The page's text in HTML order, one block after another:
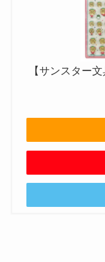
【サンスター